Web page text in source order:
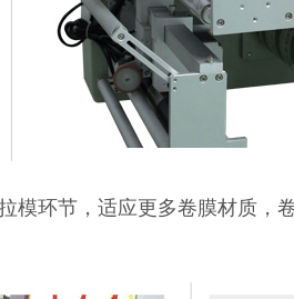
环节，适应更多卷膜材质，